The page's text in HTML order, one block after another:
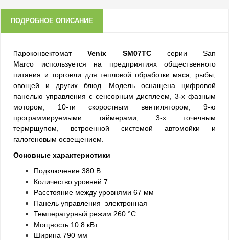
ПОДРОБНОЕ ОПИСАНИЕ
ПароконвектоматVenix SM07TCсерии San
Marco используется на предприятиях общественного
питания и торговли для тепловой обработки мяса, рыбы,
овощей и других блюд. Модель оснащена цифровой
панелью управления c сенсорным дисплеем, 3-х фазным
мотором, 10-ти скоростным вентилятором, 9-ю
программируемыми таймерами, 3-х точечным
термрщупом, встроенной системой автомойки и
галогеновым освещением.
Основные характеристики
Подключение 380 В
Количество уровней 7
Расстояние между уровнями 67 мм
Панель управления электронная
Температурный режим 260 °С
Мощность 10.8 кВт
Ширина 790 мм